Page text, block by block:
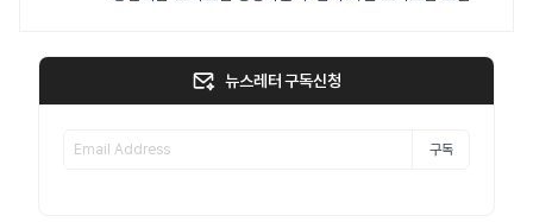
뉴스레터 구독신청
구독